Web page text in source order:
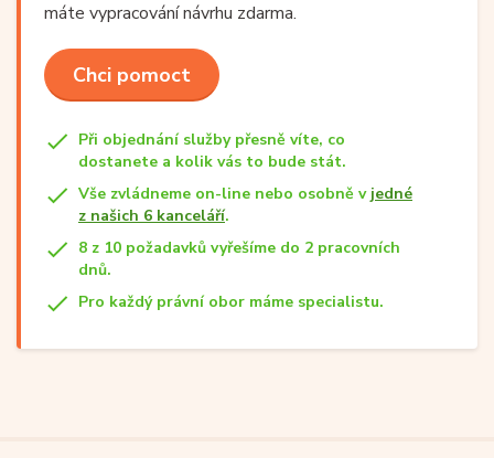
máte vypracování návrhu zdarma.
Chci pomoct
Při objednání služby přesně víte, co
dostanete a kolik vás to bude stát.
Vše zvládneme on-line nebo osobně v jedné
z našich 6 kanceláří.
8 z 10 požadavků vyřešíme do 2 pracovních
dnů.
Pro každý právní obor máme specialistu.